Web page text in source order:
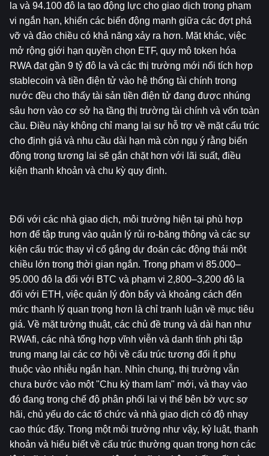
la và 94.100 đô la tạo động lực cho giao dịch trong phạm
vi ngắn hạn, khiến các biến động mạnh giữa các đợt phá
vỡ và đảo chiều có khả năng xảy ra hơn. Mặt khác, việc
mở rộng giới hạn quyền chọn ETF, quy mô token hóa
RWA đạt gần 9 tỷ đô la và các thị trường mới nổi tích hợp
stablecoin và tiền điện tử vào hệ thống tài chính trong
nước đều cho thấy tài sản tiền điện tử đang được nhúng
sâu hơn vào cơ sở hạ tầng thị trường tài chính và vốn toàn
cầu. Điều này không chỉ mang lại sự hỗ trợ về mặt cấu trúc
cho định giá và nhu cầu dài hạn mà còn ngụ ý rằng biến
động trong tương lai sẽ gắn chặt hơn với lãi suất, điều
kiện thanh khoản và chu kỳ quy định.
Đối với các nhà giao dịch, môi trường hiện tại phù hợp
hơn để tập trung vào quản lý rủi ro-băng thông và các sự
kiện cấu trúc thay vì cố gắng dự đoán các động thái một
chiều lớn trong thời gian ngắn. Trong phạm vi 85.000–
95.000 đô la đối với BTC và phạm vi 2,800–3,200 đô la
đối với ETH, việc quản lý đòn bẩy và khoảng cách đến
mức thanh lý quan trọng hơn là chỉ tranh luận về mục tiêu
giá. Về mặt tường thuật, các chủ đề trung và dài hạn như
RWAfi, các nhà tổng hợp vĩnh viễn và danh tính phi tập
trung mang lại các cơ hội về cấu trúc tương đối ít phụ
thuộc vào nhiễu ngắn hạn. Nhìn chung, thị trường vẫn
chưa bước vào một "Chu kỳ tham lam" mới, và thay vào
đó đang trong chế độ phân phối lại vị thế bên bờ vực sợ
hãi, chủ yếu do các tổ chức và nhà giao dịch có độ nhạy
cao thúc đẩy. Trong một môi trường như vậy, kỷ luật, thanh
khoản và hiểu biết về cấu trúc thường quan trọng hơn các